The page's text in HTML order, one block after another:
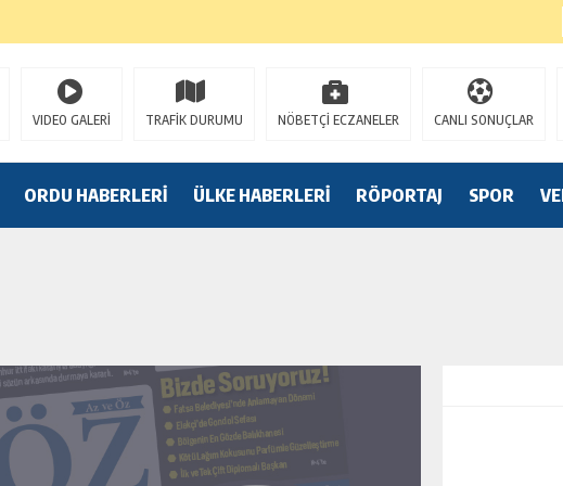
VIDEO GALERİ TRAFİK DURUMU NÖBETÇİ ECZANELER CANLI SONUÇLAR
ORDU HABERLERİ ÜLKE HABERLERİ RÖPORTAJ SPOR